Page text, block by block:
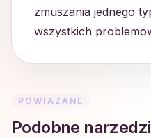
zmuszania jednego
wszystkich
POWIAZANE
Podobne